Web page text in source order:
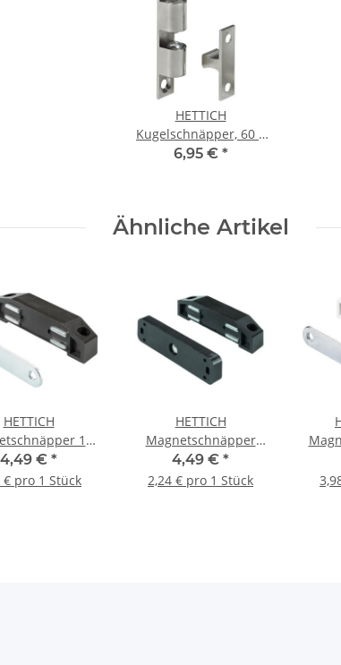
HETTICH
Kugelschnäpper, 60 x
10,5 mm, Messing
6,95 € *
Ähnliche Artikel
HETTICH
10
starr, braun, 2
Stück
4,49 € *
€ pro 1 Stück
HETTICH
Magnetschnäpper
beweglich 10 kg, braun,
2 Stück
4,49 € *
2,24 € pro 1 Stück